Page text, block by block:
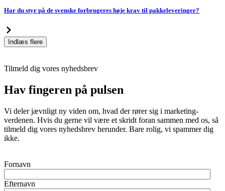
Har du styr på de svenske forbrugeres høje krav til pakkeleveringer?
Indlæs flere
Tilmeld dig vores nyhedsbrev
Hav fingeren på pulsen
Vi deler jævnligt ny viden om, hvad der rører sig i marketing-
verdenen. Hvis du gerne vil være et skridt foran sammen med os, så
tilmeld dig vores nyhedsbrev herunder. Bare rolig, vi spammer dig
ikke.
Fornavn
Efternavn